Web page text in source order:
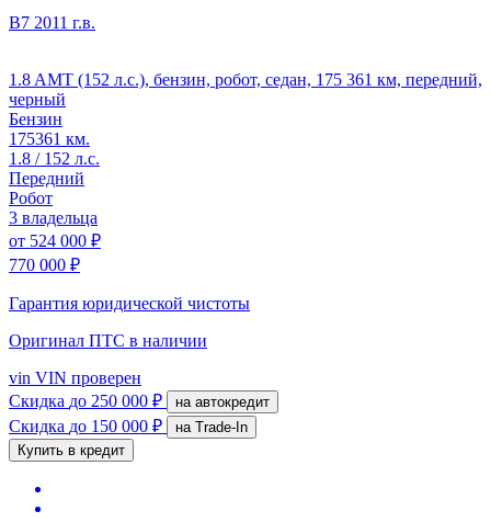
B7 2011 г.в.
1.8 AMT (152 л.с.), бензин, робот, седан, 175 361 км, передний,
черный
Бензин
175361 км.
1.8 / 152 л.с.
Передний
Робот
3 владельца
от 524 000 ₽
770 000 ₽
Гарантия юридической чистоты
Оригинал ПТС в наличии
vin VIN проверен
Скидка до 250 000 ₽ на автокредит
Скидка до 150 000 ₽
на Trade-In
Купить в кредит